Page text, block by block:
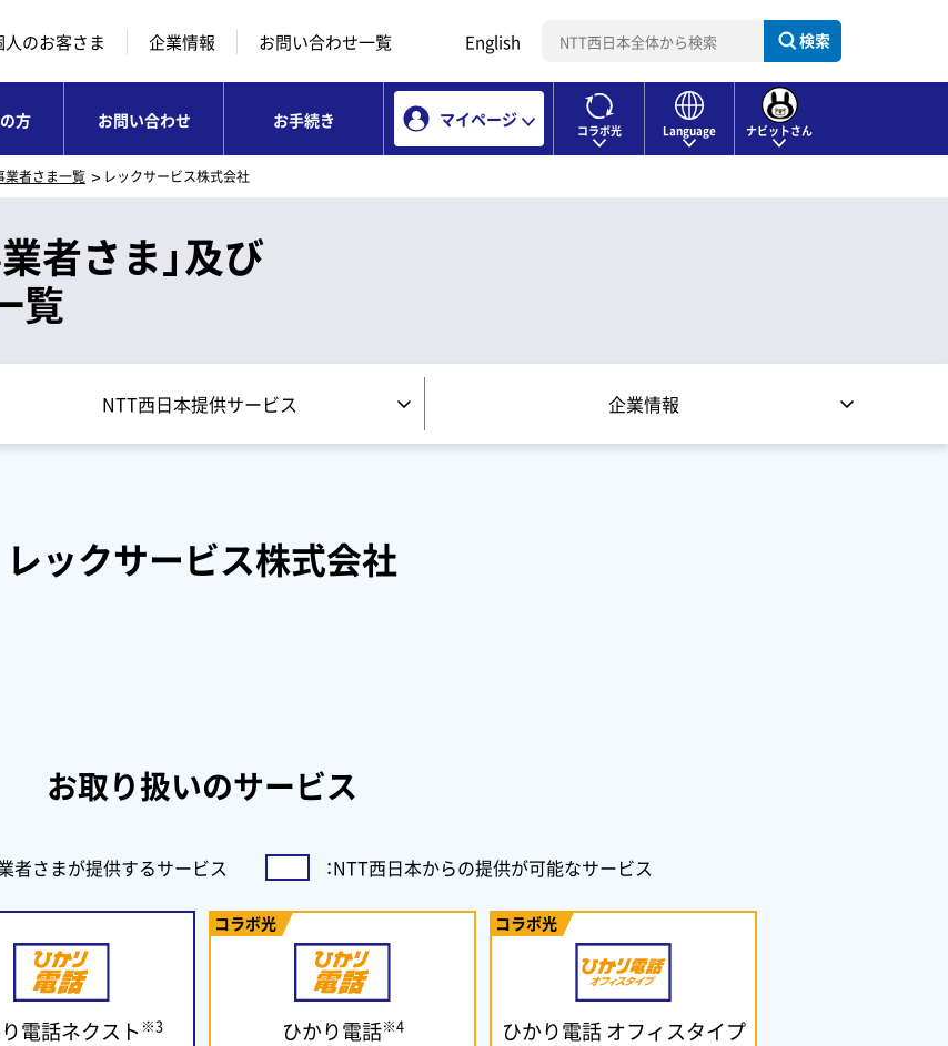
コンテンツのリンクナビゲーションへ移動
人のお客さま 企業情報 お問い合わせ一覧 English 検索
方 お問い合わせ お手続き マイページ
コラボ光 Language ナビットさん
業者さま一覧 レックサービス株式会社
者さま」及び
覧
NTT西日本提供サービス 企業情報
レックサービス株式会社
お取り扱いのサービス
者さまが提供するサービス ：NTT西日本からの提供が可能なサービス
電話ネクスト ※3
コラボ光
ひかり電話※4
コラボ光
ひかり電話オフィスタイプ